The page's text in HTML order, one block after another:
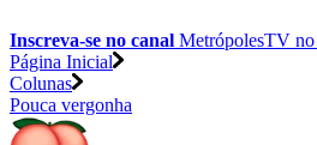
Inscreva-se no canal MetrópolesTV no
Página Inicial
Colunas
Pouca vergonha